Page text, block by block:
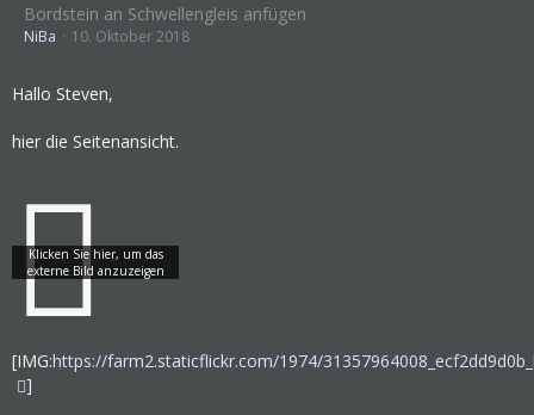
Bordstein an Schwellengleis anfügen
NiBa 10. Oktober 2018
Hallo Steven,
hier die Seitenansicht.
[IMG:https://farm2.staticflickr.com/1974/
]